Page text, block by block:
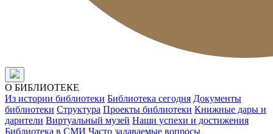
О БИБЛИОТЕКЕ
Из истории библиотеки Библиотека сегодня Документы
библиотеки Структура Проекты библиотеки Книжные дары и
дарители Виртуальный музей Наши успехи и достижения
Библиотека в СМИ Часто задаваемые вопросы